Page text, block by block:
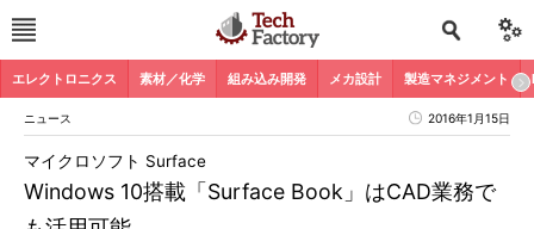
エレクトロニクス 素材／化学 組み込み開発 メカ設計 製造マネジメント
ニュース 2016年1月15日
Windows 10搭載「Surface Book」はCAD業務で
マイクロソフト Surface